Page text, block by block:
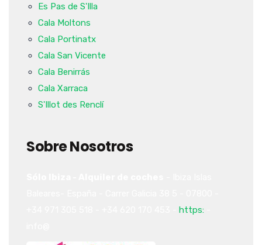
Es Pas de S'Illa
Cala Moltons
Cala Portinatx
Cala San Vicente
Cala Benirrás
Cala Xarraca
S'Illot des Renclí
Sobre Nosotros
https: